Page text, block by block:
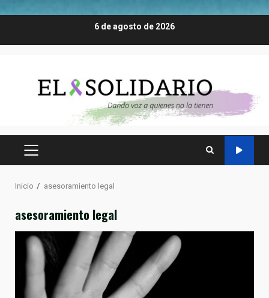
6 de agosto de 2026
MENÚ
Inicio asesoramiento legal
asesoramiento legal